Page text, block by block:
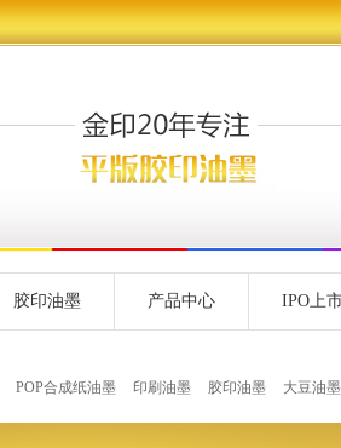
胶印油墨 产品中心 IPO上
POP合成纸油墨 印刷油墨 胶印油墨 大豆油墨